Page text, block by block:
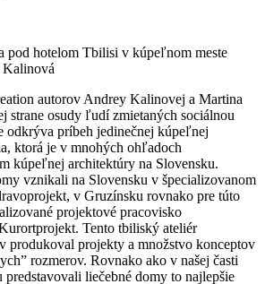
pod hotelom Tbilisi v kúpeľnom meste
autorov Andrey Kalinovej a Martina
strane osudy ľudí zmietaných sociálnou
odkrýva príbeh jedinečnej kúpeľnej
ktorá je v mnohých ohľadoch
kúpeľnej architektúry na Slovensku.
vznikali na Slovensku v špecializovanom
v Gruzínsku rovnako pre túto
projektové pracovisko
Tento tbiliský ateliér
produkoval projekty a množstvo konceptov
rozmerov. Rovnako ako v našej časti
liečebné domy to najlepšie